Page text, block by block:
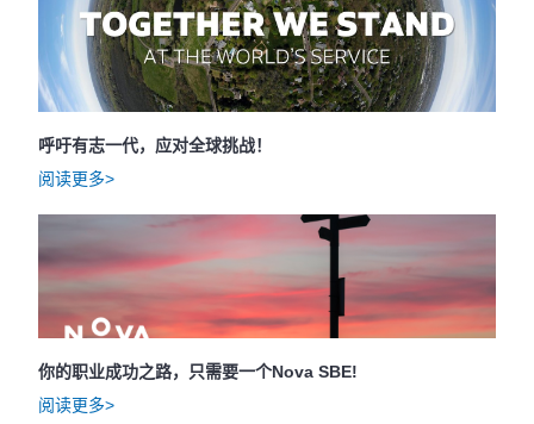
呼吁有志一代，应对全球挑战！
阅读更多>
你的职业成功之路，只需要一个Nova SBE!
阅读更多>